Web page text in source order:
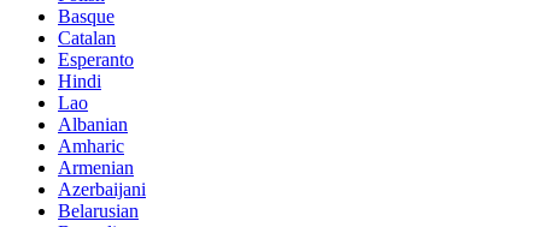
Basque
Catalan
Esperanto
Hindi
Lao
Albanian
Amharic
Armenian
Azerbaijani
Belarusian